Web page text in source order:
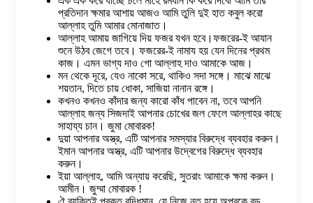
প্রতিদান ক্ষমার আশায় আজও আমি তুলি দুই হাত কবুল করো
আল্লাহ তুমি আমার মোনাজাত।
আল্লাহ আমায় জাগিয়ে দিয় ফজর যখন হবে।ফজরের-ই আযান
শুনে উঠব জেগে তবে। ফজরের-ই নামায হয় যেন দিনের প্রথম
কাজ। এমন ভাগ্য দাও গো আল্লাহ দাও আমাকে আজ।
মন থেকে দূরে, যেও নাকো সরে, থাকিও সদা সঙ্গে। মাঝে মাঝে
শয়তান, দিতে চায় ধোকা, সাজিয়া নানান রঙ্গে।
কখনও কখনও কাঁদার জন্য কারো কাঁধ পাবেন না, তবে আপনি
আল্লাহ জন্য সিজদাই আপনার চোখের জল ফেলে আল্লাহর কাছে
সাহায্য চান। জুমা মোবারক!
দুয়া আপনার অস্ত্র, এটি আপনার সমস্যার বিরুদ্ধে ব্যবহার করুন।
ইমান আপনার অস্ত্র, এটি আপনার উদ্বেগের বিরুদ্ধে ব্যবহার
করুন।
ইয়া আল্লাহ, আমি অন্যায় করেছি, সুতরাং আমাকে ক্ষমা করুন।
আমীন। জুম্মা মোবারক !